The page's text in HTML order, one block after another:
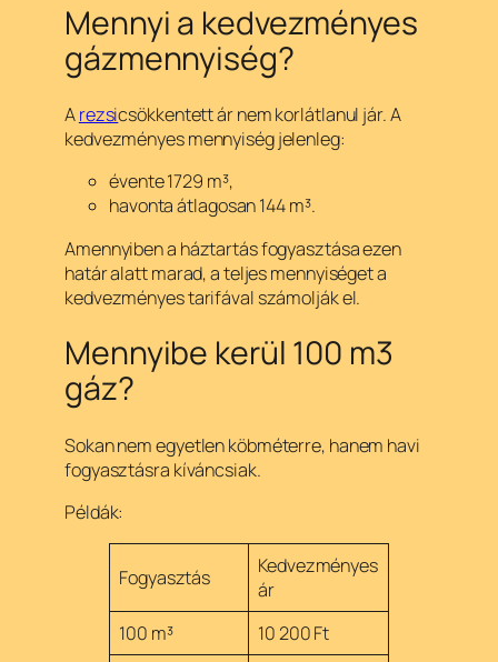
Mennyi a kedvezményes
gázmennyiség?
Arezsicsökkentett ár nem korlátlanul jár. A
kedvezményes mennyiség jelenleg:
évente 1729 m³,
havonta átlagosan 144 m³.
Amennyiben a háztartás fogyasztása ezen
határ alatt marad, a teljes mennyiséget a
kedvezményes tarifával számolják el.
Mennyibe kerül 100 m3
gáz?
Sokan nem egyetlen köbméterre, hanem havi
fogyasztásra kíváncsiak.
Példák:
Fogyasztás
Kedvezményes
ár
100 m³
10 200 Ft